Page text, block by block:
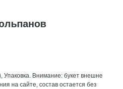
Внимание: букет внешне
на сайте, состав остается без